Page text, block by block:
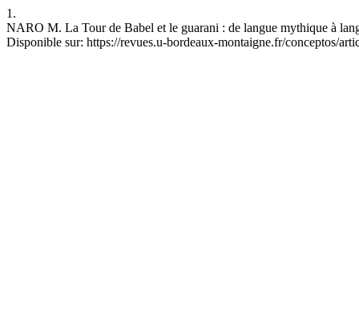
1.
NARO M. La Tour de Babel et le guarani : de langue mythique à
Disponible sur: https://revues.u-bordeaux-montaigne.fr/conceptos/